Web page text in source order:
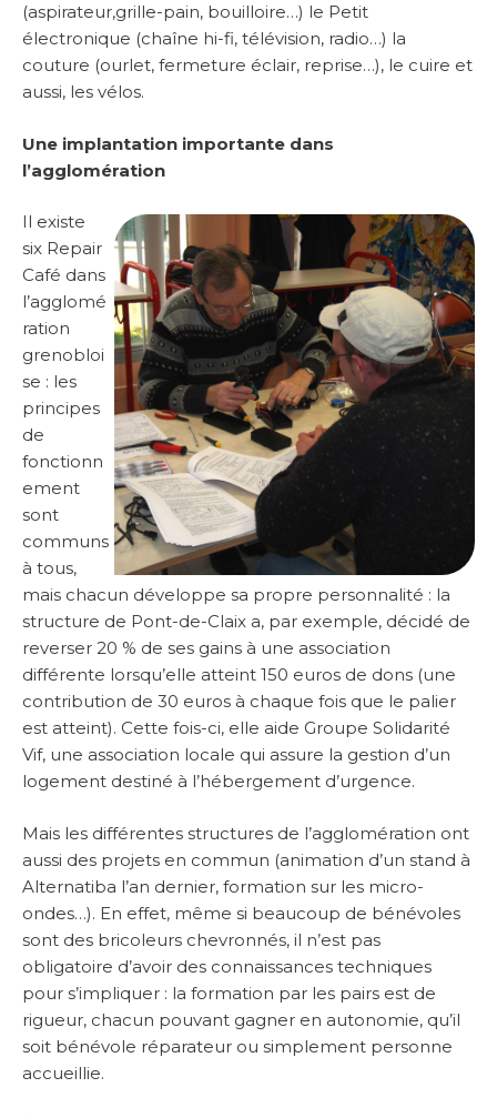
(aspirateur,grille-pain, bouilloire…) le Petit
électronique (chaîne hi-fi, télévision, radio…) la
couture (ourlet, fermeture éclair, reprise…), le cuire et
aussi, les vélos.
Une implantation importante dans
l’agglomération
Il existe
six Repair
Café dans
l’agglomé
ration
grenobloi
se : les
principes
de
fonctionn
ement
sont
communs
à tous,
mais chacun développe sa propre personnalité : la
structure de Pont-de-Claix a, par exemple, décidé de
reverser 20 % de ses gains à une association
différente lorsqu’elle atteint 150 euros de dons (une
contribution de 30 euros à chaque fois que le palier
est atteint). Cette fois-ci, elle aide Groupe Solidarité
Vif, une association locale qui assure la gestion d’un
logement destiné à l’hébergement d’urgence.
Mais les différentes structures de l’agglomération ont
aussi des projets en commun (animation d’un stand à
Alternatiba l’an dernier, formation sur les micro-
ondes…). En effet, même si beaucoup de bénévoles
sont des bricoleurs chevronnés, il n’est pas
obligatoire d’avoir des connaissances techniques
pour s’impliquer : la formation par les pairs est de
rigueur, chacun pouvant gagner en autonomie, qu’il
soit bénévole réparateur ou simplement personne
accueillie.